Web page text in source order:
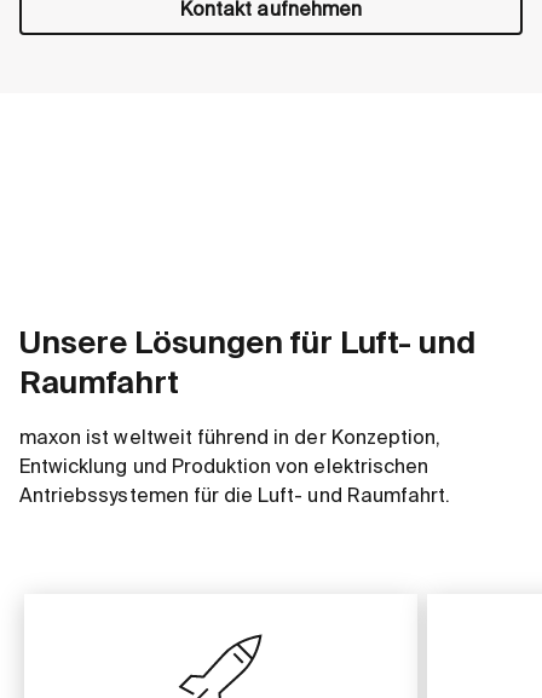
Kontakt aufnehmen
Unsere Lösungen für Luft- und
Raumfahrt
maxon ist weltweit führend in der Konzeption,
Entwicklung und Produktion von elektrischen
Antriebssystemen für die Luft- und Raumfahrt.